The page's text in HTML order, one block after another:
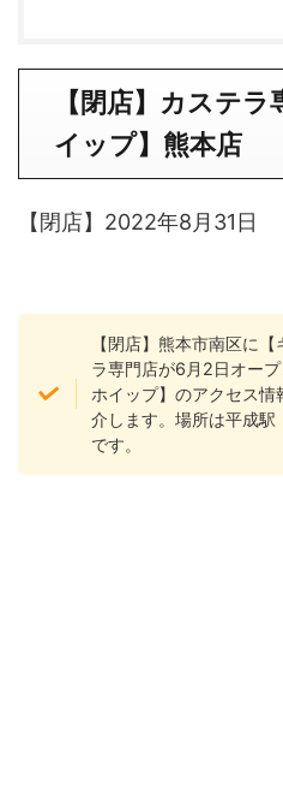
【閉店】カステ
イップ】 熊本店
【閉店】2022年8月31日
【閉店】熊本市南区に
ラ専門店が6月2日オー
ホイップ】のアクセス
介します。場所は平成
です。